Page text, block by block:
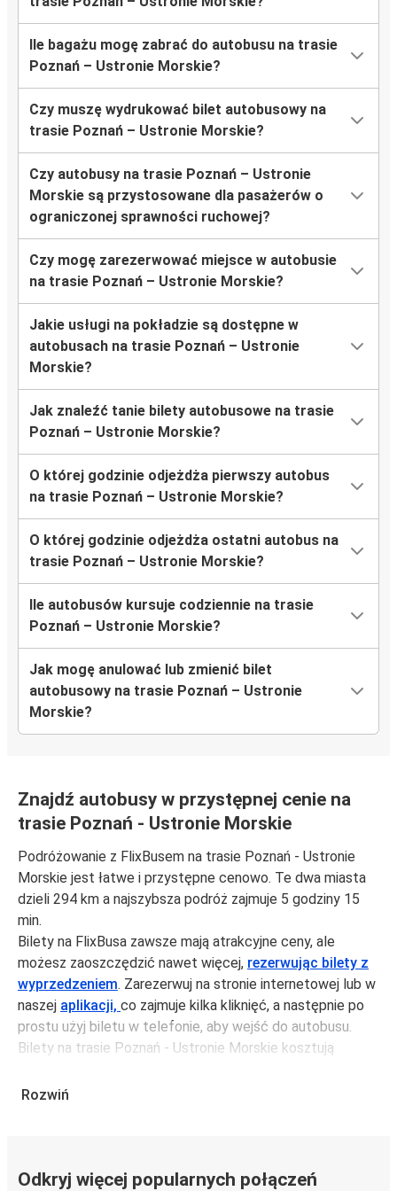
Ile bagażu mogę zabrać do autobusu na trasie
Poznań – Ustronie Morskie?
Czy muszę wydrukować bilet autobusowy na
trasie Poznań – Ustronie Morskie?
Czy autobusy na trasie Poznań – Ustronie
Morskie są przystosowane dla pasażerów o
ograniczonej sprawności ruchowej?
Czy mogę zarezerwować miejsce w autobusie
na trasie Poznań – Ustronie Morskie?
Jakie usługi na pokładzie są dostępne w
autobusach na trasie Poznań – Ustronie
Morskie?
Jak znaleźć tanie bilety autobusowe na trasie
Poznań – Ustronie Morskie?
O której godzinie odjeżdża pierwszy autobus
na trasie Poznań – Ustronie Morskie?
O której godzinie odjeżdża ostatni autobus na
trasie Poznań – Ustronie Morskie?
Ile autobusów kursuje codziennie na trasie
Poznań – Ustronie Morskie?
Jak mogę anulować lub zmienić bilet
autobusowy na trasie Poznań – Ustronie
Morskie?
Znajdź autobusy w przystępnej cenie na
trasie Poznań - Ustronie Morskie
Podróżowanie z FlixBusem na trasie Poznań - Ustronie
Morskie jest łatwe i przystępne cenowo. Te dwa miasta
dzieli 294 km a najszybsza podróż zajmuje 5 godziny 15
min.
Bilety na FlixBusa zawsze mają atrakcyjne ceny, ale
możesz zaoszczędzić nawet więcej, rezerwując bilety z
wyprzedzeniem. Zarezerwuj na stronie internetowej lub w
naszej aplikacji, co zajmuje kilka kliknięć, a następnie po
prostu użyj biletu w telefonie, aby wejść do autobusu.
Bilety na trasie Poznań - Ustronie Morskie kosztują
zł, jeśli zarezerwujesz z wyprzedzeniem lub w dni robocze,
Podróż na trasie Poznań - Ustronie Morskie
Rozwiń
Odkryj więcej popularnych połączeń